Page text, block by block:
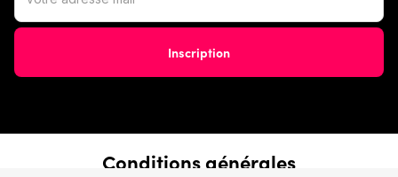
Conditions générales